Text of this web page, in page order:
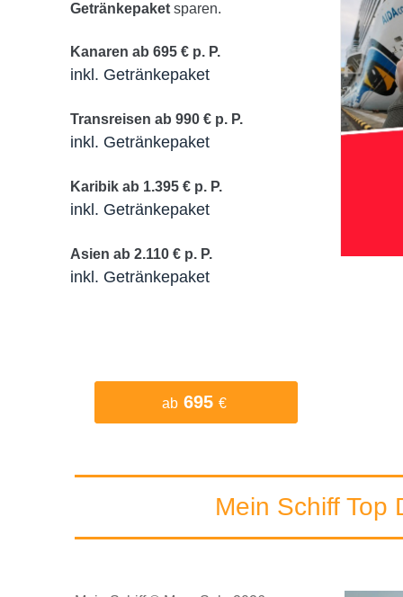
Getränkepaket sparen.
Kanaren ab 695 € p. P.
inkl. Getränkepaket
Transreisen ab 990 € p. P.
inkl. Getränkepaket
Karibik ab 1.395 € p. P.
inkl. Getränkepaket
Asien ab 2.110 € p. P.
inkl. Getränkepaket
ab 695 €
Mein Schiff Top